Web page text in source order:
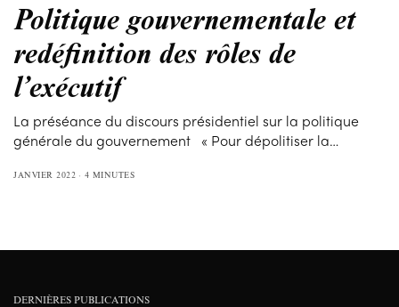
Politique gouvernementale et
redéfinition des rôles de
l’exécutif
La préséance du discours présidentiel sur la politique
générale du gouvernement « Pour dépolitiser la…
JANVIER 2022 4 MINUTES
DERNIÈRES PUBLICATIONS